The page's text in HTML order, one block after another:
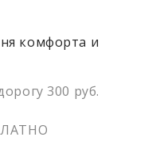
комфорта и
300 руб.